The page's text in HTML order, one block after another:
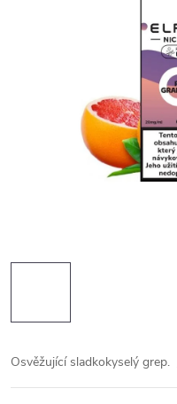
Osvěžující sladkokyselý grep.